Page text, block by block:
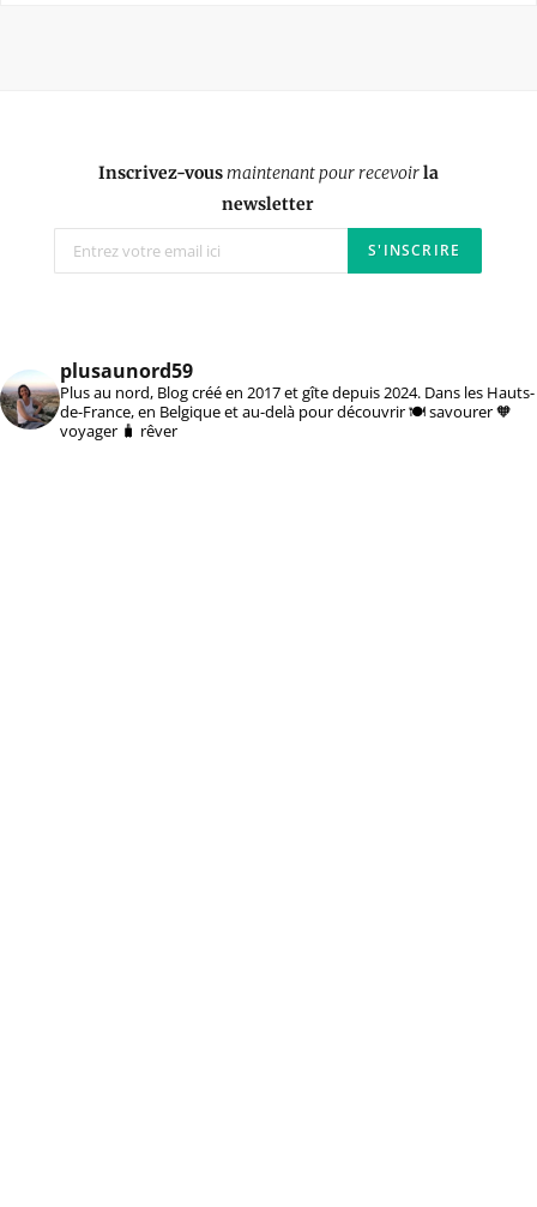
Inscrivez-vousmaintenant pour recevoirla
newsletter
plusaunord59
Plus au nord, Blog créé en 2017 et gîte depuis 2024. Dans les Hauts-
de-France, en Belgique et au-delà pour découvrir 🍽️ savourer 🧡
voyager 🧳 rêver